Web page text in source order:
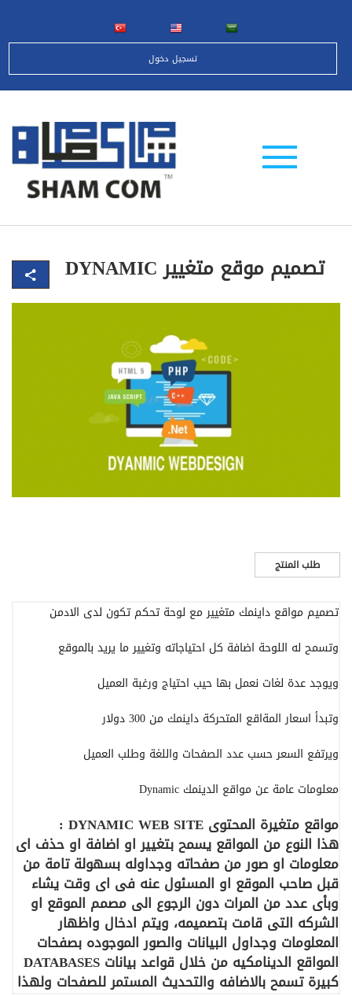
تسجيل دخول
تصميم موقع متغيير DYNAMIC
طلب المنتج
تصميم مواقع داينمك متغيير مع لوحة تحكم تكون لدى الادمن
وتسمح له اللوحة اضافة كل احتياجاته وتغيير ما يريد بالموقع
ويوجد عدة لغات نعمل بها حيب احتياج ورغبة العميل
وتبدأ اسعار المةاقع المتحركة داينمك من 300 دولار
ويرتفع السعر حسب عدد الصفحات واللغة وطلب العميل
معلومات عامة عن مواقع الدينمك Dynamic
مواقع متغيرة المحتوى
هذا النوع من المواقع يسمح بتغيير او اضافة او حذف اى
معلومات او صور من صفحاته وجداوله بسهولة تامة من
قبل صاحب الموقع او المسئول عنه فى اى وقت يشاء
وبأى عدد من المرات دون الرجوع الى مصمم الموقع او
الشركه التى قامت بتصميمه، ويتم ادخال واظهار
المعلومات وجداول البيانات والصور الموجوده بصفحات
المواقع الدينامكيه من خلال قواعد بيانات
كبيرة تسمح بالاضافه والتحديث المستمر للصفحات ولهذا